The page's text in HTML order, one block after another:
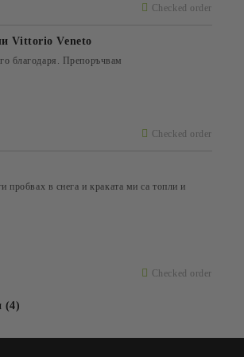
Checked order
Checked order
Vittorio Veneto
благодаря. Препоръчвам
Checked order
пробвах в снега и краката ми са топли и
(4)